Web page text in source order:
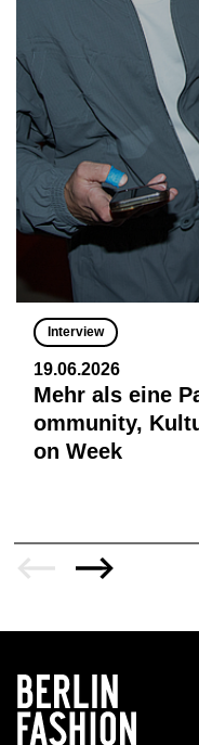
Interview
19.06.2026
Mehr als eine
ommunity,
on Week